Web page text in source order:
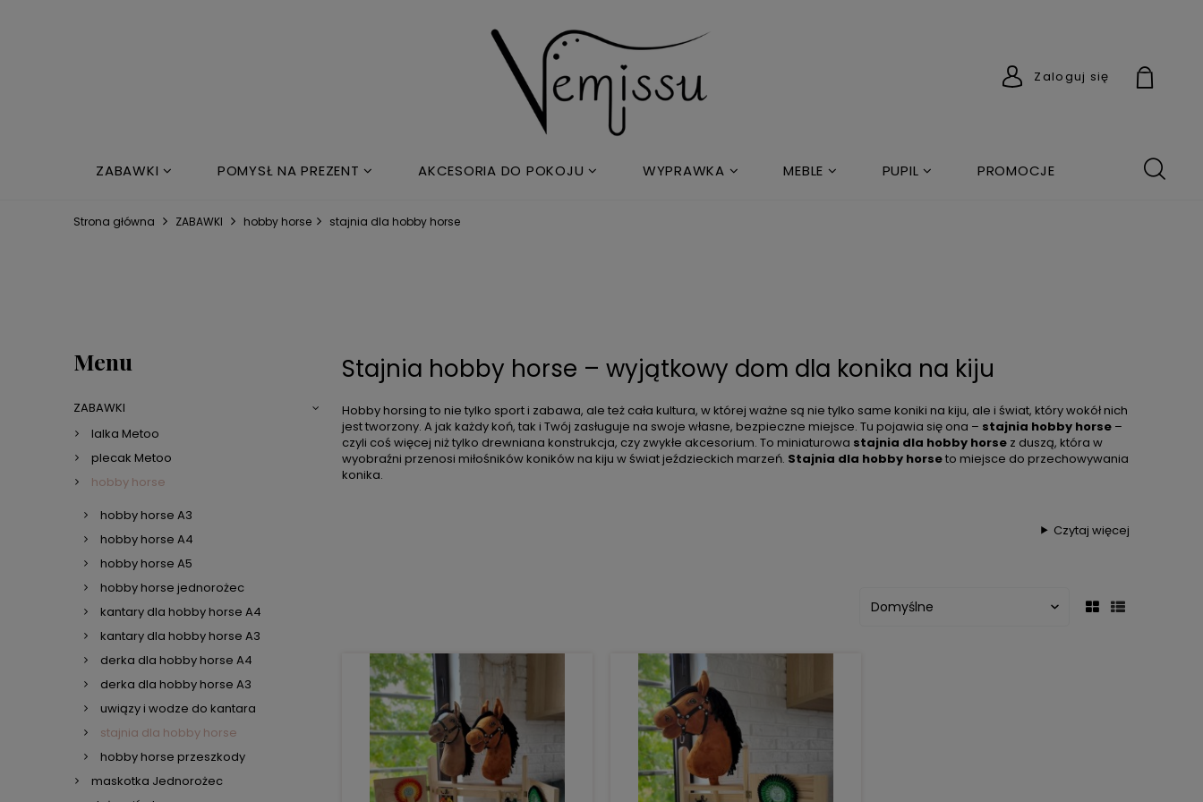
Zaloguj się
ZABAWKI POMYSŁ NA PREZENT AKCESORIA DO POKOJU WYPRAWKA MEBLE PUPIL PROMOCJE
NOWOŚCI ŁÓŻKO DZIECIĘCE
Strona główna ZABAWKI hobby horse stajnia dla hobby horse
Menu
ZABAWKI
lalka Metoo
plecak Metoo
hobby horse
hobby horse A3
hobby horse A4
hobby horse A5
hobby horse jednorożec
kantary dla hobby horse A4
kantary dla hobby horse A3
derka dla hobby horse A4
derka dla hobby horse A3
uwiązy i wodze do kantara
stajnia dla hobby horse
hobby horse przeszkody
maskotka Jednorożec
Stajnia hobby horse – wyjątkowy dom dla konika na kiju
Hobby horsing to nie tylko sport i zabawa, ale też cała kultura, w której ważne są nie tylko same koniki na kiju, ale i świat, który wokół nich
jest tworzony. A jak każdy koń, tak i Twój zasługuje na swoje własne, bezpieczne miejsce. Tu pojawia się ona – stajnia hobby horse –
czyli coś więcej niż tylko drewniana konstrukcja, czy zwykłe akcesorium. To miniaturowa stajnia dla hobby horse z duszą, która w
wyobraźni przenosi miłośników koników na kiju w świat jeździeckich marzeń. Stajnia dla hobby horseto miejsce do przechowywania
konika.
Czytaj więcej